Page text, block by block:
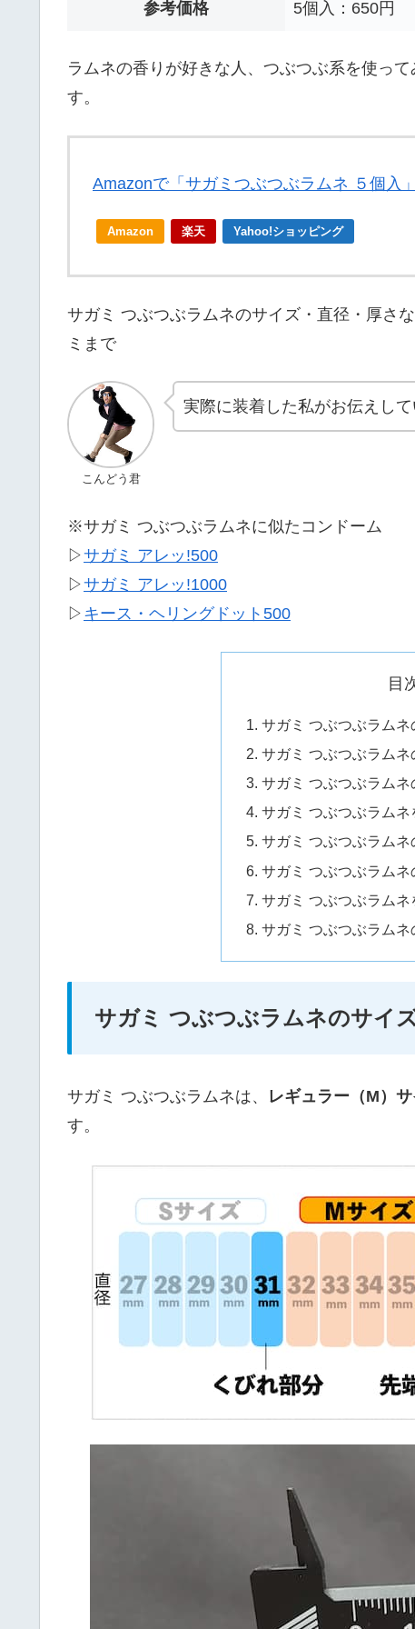
参考価格 5個入：650円
ラムネの香りが好きな人、つぶつぶ系を使っ
す。
Amazonで「サガミつぶつぶラムネ ５個入
Amazon 楽天 Yahoo!ショッピング
サガミ つぶつぶラムネのサイズ・直径・厚さ
ミまで
こんどう君
実際に装着した私がお伝えして
※サガミ つぶつぶラムネに似たコンドーム
▷サガミ アレッ!500
▷サガミ アレッ!1000
▷ キース・ヘリングドット500
目
サガミ つぶつぶラム
サガミ つぶつぶラムネ
サガミ つぶつぶラムネ
サガミ つぶつぶラム
サガミ つぶつぶラム
サガミ つぶつぶラム
サガミ つぶつぶラム
サガミ つぶつぶラム
サガミ つぶつぶラムネのサイ
サガミ つぶつぶラムネは、 レギュラー（M）
す。